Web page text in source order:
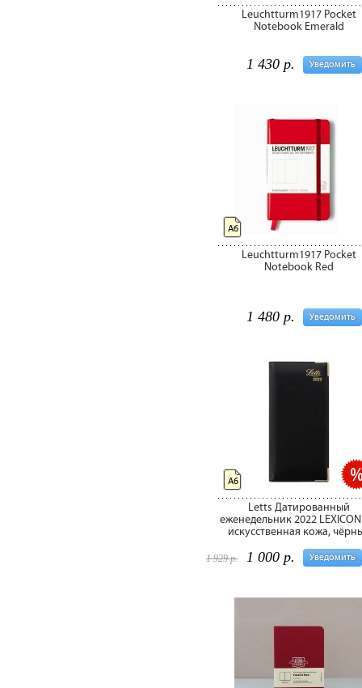
Leuchtturm1917 Pocket
Notebook Emerald
Уведомить
1 430 р.
Leuchtturm1917 Pocket
Notebook Red
Уведомить
1 480 р.
А6
Letts Датированный
еженедельник 2022
искусственная кожа,
Уведомить
1 929 р. 1 000 р.
А6